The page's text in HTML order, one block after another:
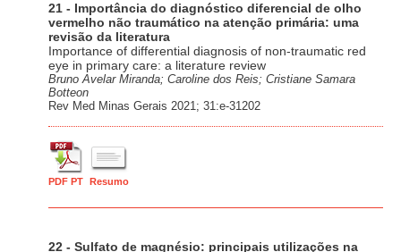
21 - Importância do diagnóstico diferencial de olho
vermelho não traumático na atenção primária: uma
revisão da literatura
Importance of differential diagnosis of non-traumatic red
eye in primary care: a literature review
Bruno Avelar Miranda; Caroline dos Reis; Cristiane Samara
Botteon
Rev Med Minas Gerais 2021; 31:e-31202
PDF PT Resumo
22 - Sulfato de magnésio: principais utilizações na